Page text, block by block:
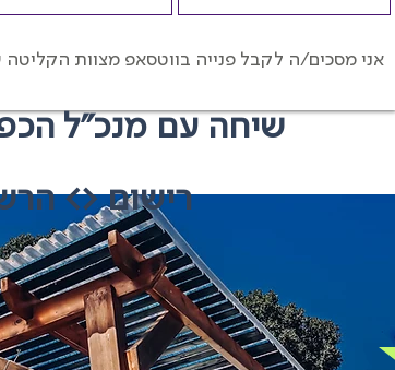
אני מסכים/ה לקבל פנייה בווטסאפ מצוות
שיחה עם מנכ"ל
רישום <>